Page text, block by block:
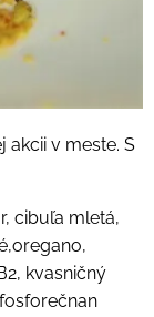
akcii v meste. S
cibuľa mletá,
kvasničný